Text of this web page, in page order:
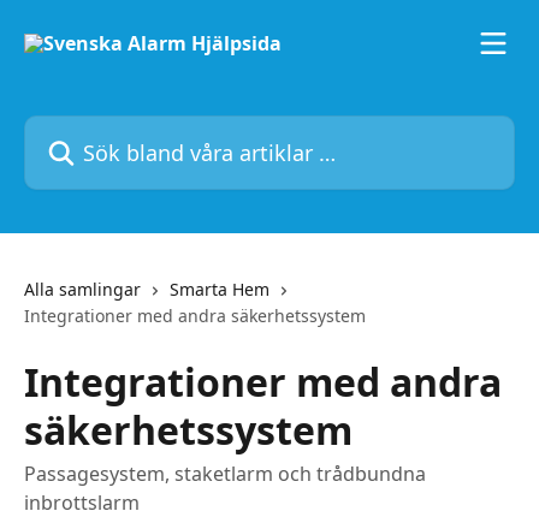
Sök bland våra artiklar …
Alla samlingar
Smarta Hem
Integrationer med andra säkerhetssystem
Integrationer med andra
säkerhetssystem
Passagesystem, staketlarm och trådbundna
inbrottslarm